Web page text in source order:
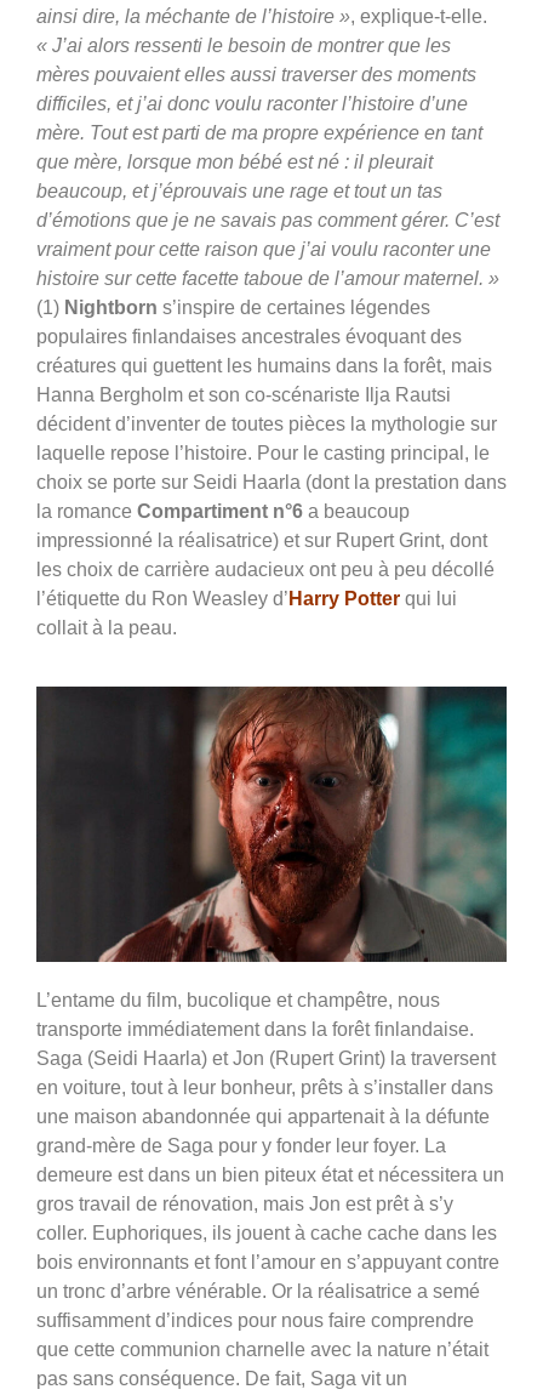
ainsi dire, la méchante de l’histoire », explique-t-elle.
« J’ai alors ressenti le besoin de montrer que les
mères pouvaient elles aussi traverser des moments
difficiles, et j’ai donc voulu raconter l’histoire d’une
mère. Tout est parti de ma propre expérience en tant
que mère, lorsque mon bébé est né : il pleurait
beaucoup, et j’éprouvais une rage et tout un tas
d’émotions que je ne savais pas comment gérer. C’est
vraiment pour cette raison que j’ai voulu raconter une
histoire sur cette facette taboue de l’amour maternel. »
(1) Nightborn s’inspire de certaines légendes
populaires finlandaises ancestrales évoquant des
créatures qui guettent les humains dans la forêt, mais
Hanna Bergholm et son co-scénariste Ilja Rautsi
décident d’inventer de toutes pièces la mythologie sur
laquelle repose l’histoire. Pour le casting principal, le
choix se porte sur Seidi Haarla (dont la prestation dans
la romance Compartiment n°6 a beaucoup
impressionné la réalisatrice) et sur Rupert Grint, dont
les choix de carrière audacieux ont peu à peu décollé
l’étiquette du Ron Weasley d’ Harry Potter qui lui
collait à la peau.
L’entame du film, bucolique et champêtre, nous
transporte immédiatement dans la forêt finlandaise.
Saga (Seidi Haarla) et Jon (Rupert Grint) la traversent
en voiture, tout à leur bonheur, prêts à s’installer dans
une maison abandonnée qui appartenait à la défunte
grand-mère de Saga pour y fonder leur foyer. La
demeure est dans un bien piteux état et nécessitera un
gros travail de rénovation, mais Jon est prêt à s’y
coller. Euphoriques, ils jouent à cache cache dans les
bois environnants et font l’amour en s’appuyant contre
un tronc d’arbre vénérable. Or la réalisatrice a semé
suffisamment d’indices pour nous faire comprendre
que cette communion charnelle avec la nature n’était
pas sans conséquence. De fait, Saga vit un